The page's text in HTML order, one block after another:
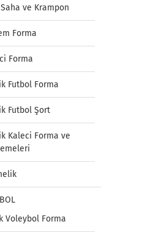
Saha ve Krampon
Forma
Forma
Futbol Forma
Futbol Şort
Kaleci Forma ve
Voleybol Forma